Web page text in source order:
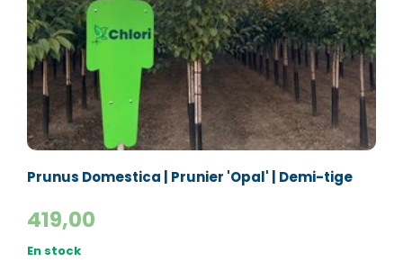
Prunus Domestica | Prunier 'Opal' | Demi-tige
419,00
En stock